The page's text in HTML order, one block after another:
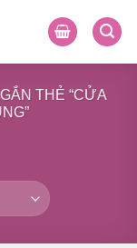
THẺ “CỬA